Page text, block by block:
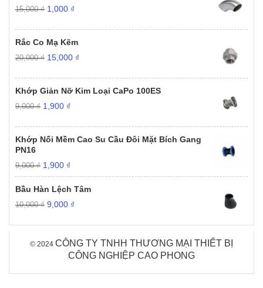
15,000₫ Giá
là:
15,000 ₫.
1,000 ₫
tại
là:
Rắc Co Mạ Kẽm
20,000₫ Giá
là:
20,000 ₫.
15,000 ₫
tại
là:
Khớp Giản Nỡ Kim Loại CaPo 100ES
9,000₫ Giá
là:
9,000 ₫.
1,900 ₫
tại
là:
Khớp Nối Mềm Cao Su Cầu Đôi Mặt Bích Gang
PN16
9,000₫ Giá
gốc
là:
9,000 ₫.
1,900 ₫
hiện
tại
1,900 ₫.
Bầu Hàn Lệch Tâm
10,000₫ Giá
là:
10,000 ₫.
9,000 ₫
tại
9,000 ₫.
© 2024 CÔNG TY TNHH THƯƠNG MẠI THIẾT BỊ
CÔNG NGHIỆP CAO PHONG